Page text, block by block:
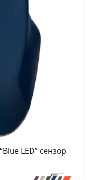
LED” сензор